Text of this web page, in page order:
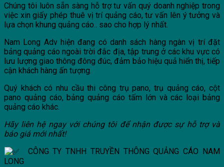
Chúng tôi luôn sẵn sàng hỗ trợ tư vấn quý doanh nghiệp trong
việc xin giấy phép thuê vị trí quảng cáo, tư vấn lên ý tưởng và
lựa chọn khung quảng cáo.. sao cho hợp lý nhất.
Nam Long Adv hiện đang có danh sách hàng ngàn vị trí đặt
bảng quảng cáo ngoài trời đắc địa, tập trung ở các khu vực có
lưu lượng giao thông đông đúc, đảm bảo hiệu quả hiển thị, tiếp
cận khách hàng ấn tượng.
Quý khách có nhu cầu thi công trụ pano, trụ quảng cáo, cột
pano quảng cáo, bảng quảng cáo tấm lớn và các loại bảng
quảng cáo khác.
Hãy liên hệngay với chúng tôi đểnhận được sựhỗtrợvà
báo giá mới nhất!
CÔNG TY TNHH TRUYỀN THÔNG QUẢNG CÁO NAM
LONG